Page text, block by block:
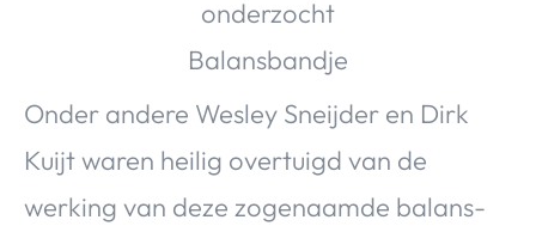
VALERIE'S CHOICE
Gadgets
Travel
Lifestyle
Onder andere Wesley Sneijder en Dirk
Kuijt waren heilig overtuigd van de
werking van deze zogenaamde balans-